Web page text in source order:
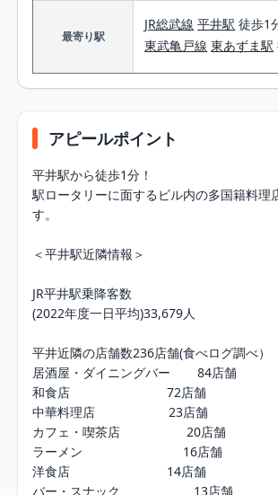
最寄り駅
JR総武線 平井駅 徒歩1
東武亀戸線 東あずま駅
アピールポイント
平井駅から徒歩1分！
駅ロータリーに面するビル内の多国籍料理
す。
＜平井駅近隣情報＞
JR平井駅乗降客数
(2022年度一日平均)33,679人
平井近隣の店舗数236店舗(食べログ調べ）
居酒屋・ダイニングバー　    84店舗
和食店　　　　             72店舗
中華料理店　                 23店舗
カフェ・喫茶店　               20店舗
ラーメン　　　　              16店舗
洋食店　　　　             14店舗
バー・スナック　                 13店舗